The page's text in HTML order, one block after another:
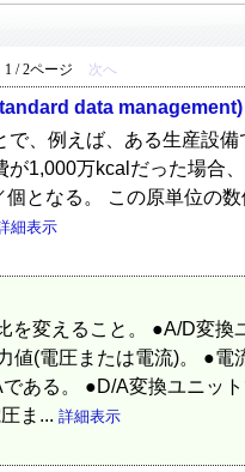
1 / 2ページ 次へ
data management)
、例えば、ある生産設
1,000万kcalだった場合
となる。 この原単位の
細表示
を変えること。 ●A/D変換
値(電圧または電流)。 ●電
ある。 ●D/A変換ユニッ
ま... 詳細表示